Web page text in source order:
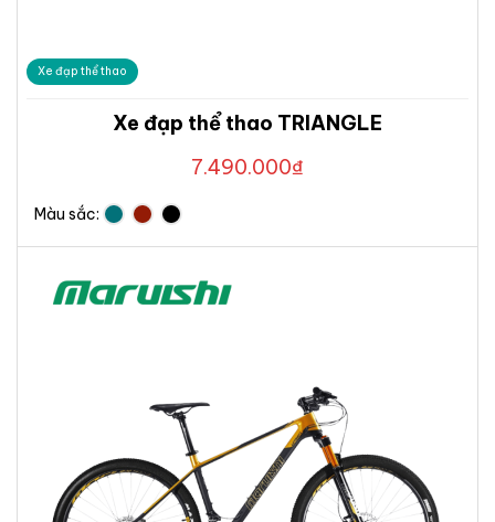
Xe đạp thể thao
Xe đạp thể thao TRIANGLE
7.490.000₫
Màu sắc: